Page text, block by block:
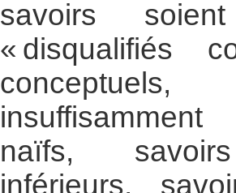
savoirs
« disqualifiés
naïfs, savoirs
inférieurs,